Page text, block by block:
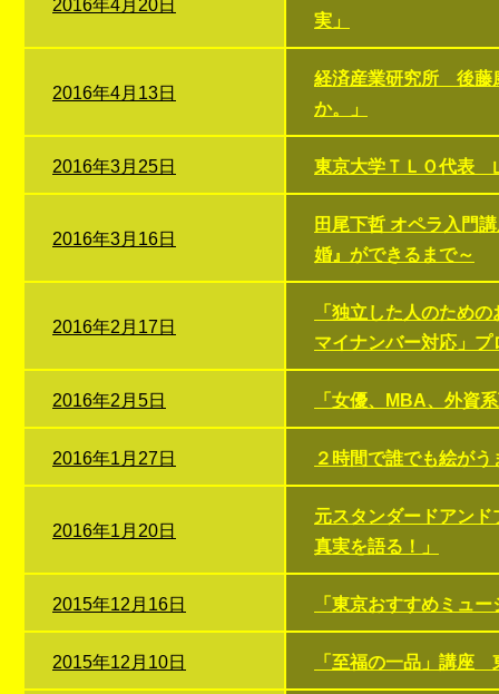
2016年4月20日
実」
2016年4月13日
経済産業研究所 後藤
か。」
2016年3月25日 東京大学ＴＬＯ代表
2016年3月16日
田尾下哲 オペラ入門
婚』ができるまで～
2016年2月17日
「独立した人のため
マイナンバー対応」
2016年2月5日 「女優、MBA、外資
2016年1月27日 ２時間で誰でも絵が
2016年1月20日
元スタンダードアン
真実を語る！」
2015年12月16日 「東京おすすめミュ
2015年12月10日 「至福の一品」講座